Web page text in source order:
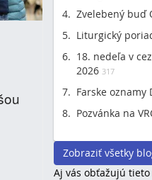
Zvelebený buď
Liturgický
18. nedeľa v
2026 317
Farske oznamy
Pozvánka na
Zobraziť všetky
Aj vás obťažujú tieto